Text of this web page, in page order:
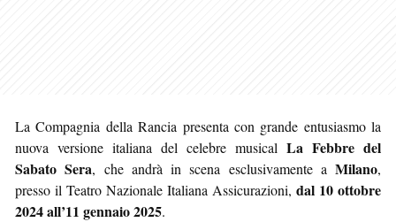
La Compagnia della Rancia presenta con grande entusiasmo la
nuova versione italiana del celebre musical La Febbre del
Sabato Sera, che andrà in scena esclusivamente a Milano,
presso il Teatro Nazionale Italiana Assicurazioni, dal 10 ottobre
2024 all’11 gennaio 2025.